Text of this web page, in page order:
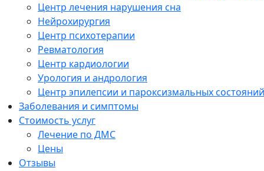
Центр лечения нарушения сна
Нейрохирургия
Центр психотерапии
Ревматология
Центр кардиологии
Урология и андрология
Центр эпилепсии и пароксизмальных состояний
Заболевания и симптомы
Стоимость услуг
Лечение по ДМС
Цены
Отзывы